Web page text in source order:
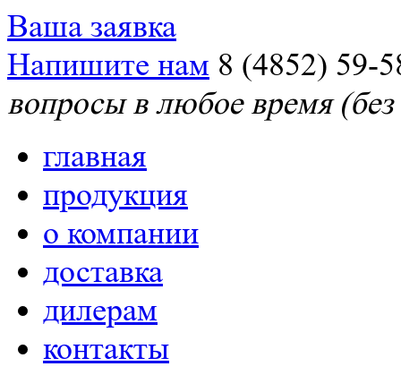
Ваша заявка
Напишите нам 8 (4852) 59-
вопросы в любое время
главная
продукция
о компании
доставка
дилерам
контакты